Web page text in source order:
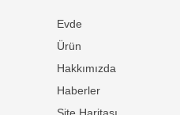
Evde
Ürün
Hakkımızda
Haberler